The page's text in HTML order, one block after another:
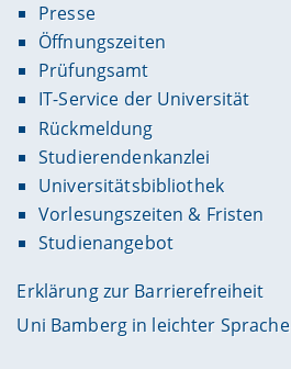
Presse
Öffnungszeiten
Prüfungsamt
IT-Service der Universität
Rückmeldung
Studierendenkanzlei
Universitätsbibliothek
Vorlesungszeiten & Fristen
Studienangebot
Erklärung zur Barrierefreiheit
Uni Bamberg in leichter Sprache